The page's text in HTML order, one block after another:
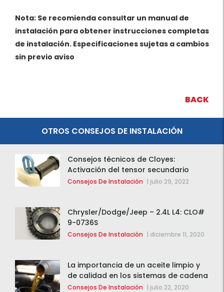
Nota: Se recomienda consultar un manual de
instalación para obtener instrucciones completas
de instalación. Especificaciones sujetas a cambios
sin previo aviso
BACK
OTROS CONSEJOS DE INSTALACIÓN
Consejos técnicos de Cloyes:
Activación del tensor secundario
Consejos De Instalación | julio 29, 2022
Chrysler/Dodge/Jeep – 2.4L L4: CLO#
9-0736S
Consejos De Instalación | diciembre 11, 2020
La importancia de un aceite limpio y
de calidad en los sistemas de cadena
de distribución
Consejos De Instalación | julio 22, 2020